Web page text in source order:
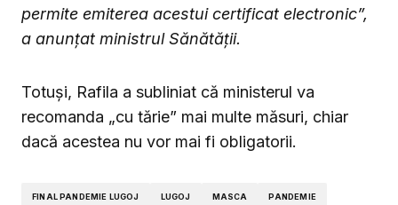
permite emiterea acestui certificat electronic”,
a anunțat ministrul Sănătății.
Totuși, Rafila a subliniat că ministerul va
recomanda „cu tărie” mai multe măsuri, chiar
dacă acestea nu vor mai fi obligatorii.
FINAL PANDEMIE LUGOJ LUGOJ MASCA PANDEMIE